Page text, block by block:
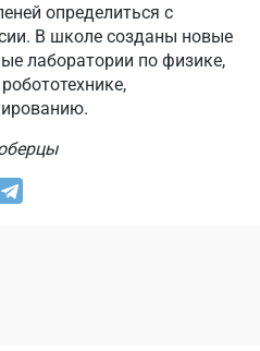
определиться с
В школе созданы новые
лаборатории по физике,